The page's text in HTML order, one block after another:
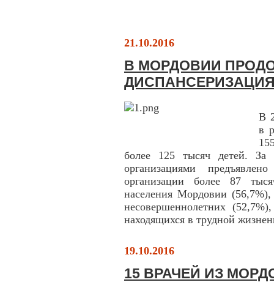
21.10.2016
В МОРДОВИИ
В
в
более 125 тысяч детей. За
организациями
организации более 87
населения Мордовии
несовершеннолетних
находящихся в трудной
19.10.2016
15 ВРАЧЕЙ ИЗ